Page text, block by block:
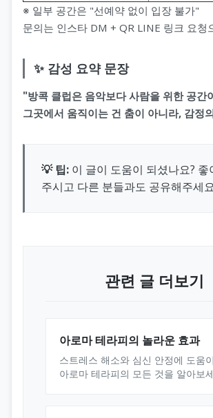
※ 일부 공간은 "선예약 없이 입장 불가"
문의는 인스타 DM + QR LINE 링크 요청
✨ 감성 요약 문장
"방콕 클럽은 음악보다 사람을 위한 공간
그곳에서 움직이는 건 춤이 아니라, 감정
💡 팁: 이 글이 도움이 되셨나요? 좋
주시고 다른 분들과도 공유해주세
관련 글 더보기
아로마 테라피의 놀라운 효과
스트레스 해소와 심신 안정에 도움
아로마 테라피의 모든 것을 알아보